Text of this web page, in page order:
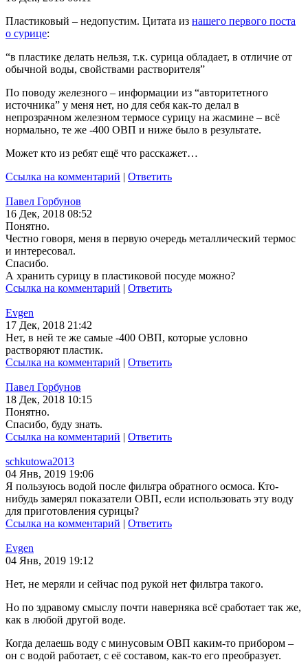
Пластиковый – недопустим. Цитата из нашего первого поста
о сурице:
“в пластике делать нельзя, т.к. сурица обладает, в отличие от
обычной воды, свойствами растворителя”
По поводу железного – информации из “авторитетного
источника” у меня нет, но для себя как-то делал в
непрозрачном железном термосе сурицу на жасмине – всё
нормально, те же -400 ОВП и ниже было в результате.
Может кто из ребят ещё что расскажет…
Ссылка на комментарий | Ответить
Павел Горбунов
16 Дек, 2018 08:52
Понятно.
Честно говоря, меня в первую очередь металлический термос
и интересовал.
Спасибо.
А хранить сурицу в пластиковой посуде можно?
Ссылка на комментарий | Ответить
Evgen
17 Дек, 2018 21:42
Нет, в ней те же самые -400 ОВП, которые условно
растворяют пластик.
Ссылка на комментарий | Ответить
Павел Горбунов
18 Дек, 2018 10:15
Понятно.
Спасибо, буду знать.
Ссылка на комментарий | Ответить
schkutowa2013
04 Янв, 2019 19:06
Я пользуюсь водой после фильтра обратного осмоса. Кто-
нибудь замерял показатели ОВП, если использовать эту воду
для приготовления сурицы?
Ссылка на комментарий | Ответить
Evgen
04 Янв, 2019 19:12
Нет, не меряли и сейчас под рукой нет фильтра такого.
Но по здравому смыслу почти наверняка всё сработает так же,
как в любой другой воде.
Когда делаешь воду с минусовым ОВП каким-то прибором –
он с водой работает, с её составом, как-то его преобразует.